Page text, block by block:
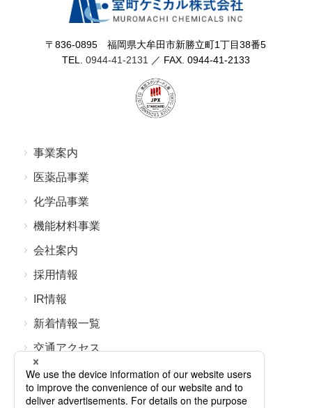
〒836-0895 福岡県⼤牟⽥市新勝⽴町1丁⽬38番5
TEL. 0944-41-2131 ／ FAX. 0944-41-2133
事業案内
医薬品事業
化学品事業
機能材料事業
会社案内
採⽤情報
IR情報
新着情報⼀覧
交通アクセス
よくあるご質問
お問い合わせ